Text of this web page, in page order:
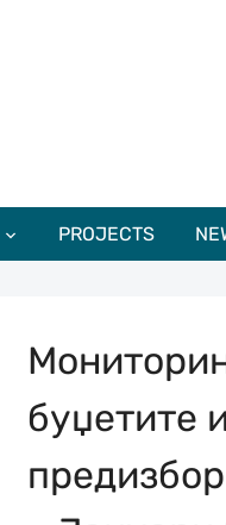
PROJECTS
буџетите